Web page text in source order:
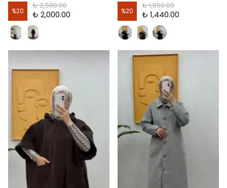
%20
₺ 2,500.00
₺ 2,000.00 %20
₺ 1,800.00
₺ 1,440.00